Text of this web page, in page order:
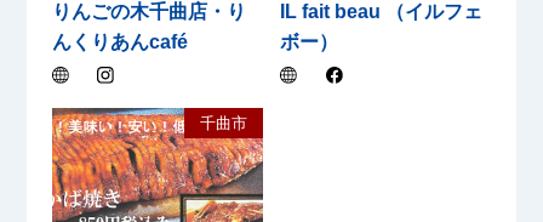
りんごの木千曲店・り
んくりあんcafé
IL fait beau （イルフェ
ボー）
千曲市